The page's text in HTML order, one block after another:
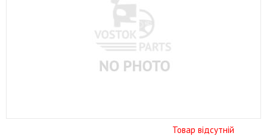
Товар відсутній